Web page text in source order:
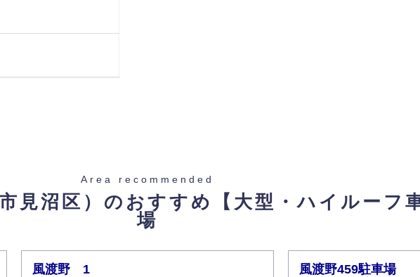
Area recommended
見沼区）のおすすめ
【大型・ハイルーフ
場
風渡野 1 風渡野459駐車場